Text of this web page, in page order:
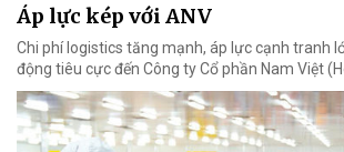
Áp lực kép với ANV
Chi phí logistics tăng mạnh, áp lực cạnh tranh
động tiêu cực đến Công ty Cổ phần Nam Việt